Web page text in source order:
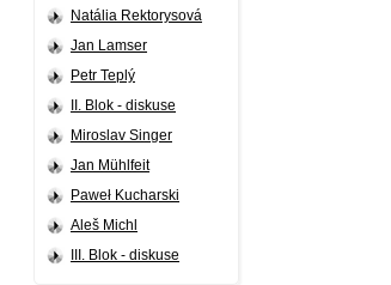
Natália Rektorysová
Jan Lamser
Petr Teplý
II. Blok - diskuse
Miroslav Singer
Jan Mühlfeit
Paweł Kucharski
Aleš Michl
III. Blok - diskuse